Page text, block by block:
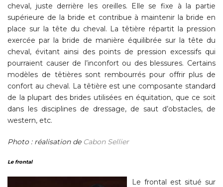
cheval, juste derrière les oreilles. Elle se fixe à la partie
supérieure de la bride et contribue à maintenir la bride en
place sur la tête du cheval. La têtière répartit la pression
exercée par la bride de manière équilibrée sur la tête du
cheval, évitant ainsi des points de pression excessifs qui
pourraient causer de l’inconfort ou des blessures. Certains
modèles de têtières sont rembourrés pour offrir plus de
confort au cheval. La têtière est une composante standard
de la plupart des brides utilisées en équitation, que ce soit
dans les disciplines de dressage, de saut d’obstacles, de
western, etc.
Photo : réalisation de Cabon Sellier
Le frontal
Le frontal est situé sur